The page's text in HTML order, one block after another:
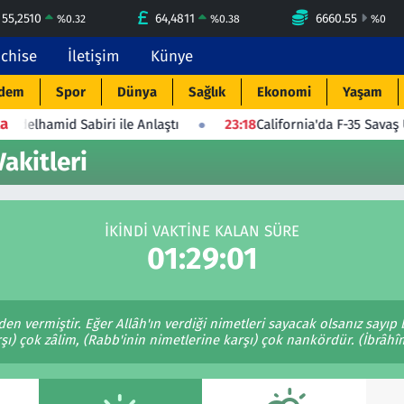
55,2510 %0.32 64,4811 %0.38 6660.55 %0
İletişim Künye
Spor Dünya Sağlık Ekonomi Yaşam
Sabiri ile Anlaştı 23:18 California'da F-35 Savaş
İKINDI VAKTINE KALAN SÜRE
01:29:01
vermiştir. Eğer Allâh'ın verdiği nimetleri sayacak olsanız
çok zâlim, (Rabb'inin nimetlerine karşı) çok nankördür.